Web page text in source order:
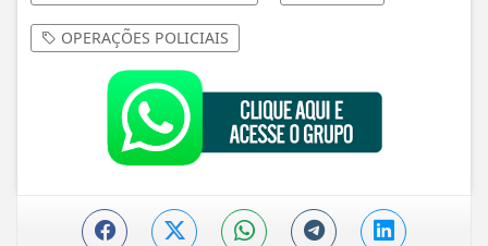
OPERAÇÕES POLICIAIS